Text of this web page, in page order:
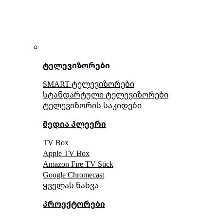
ტელევიზორები
SMART ტელევიზორები
სტანდარტული ტელევიზორები
ტელევიზორის საკიდები
მედია პლეერი
TV Box
Apple TV Box
Amazon Fire TV Stick
Google Chromecast
ყველას ნახვა
პროექტორები